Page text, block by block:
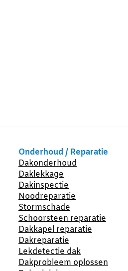
Onderhoud / Reparatie
Dakonderhoud
Daklekkage
Dakinspectie
Noodreparatie
Stormschade
Schoorsteen reparatie
Dakkapel reparatie
Dakreparatie
Lekdetectie dak
Dakprobleem oplossen